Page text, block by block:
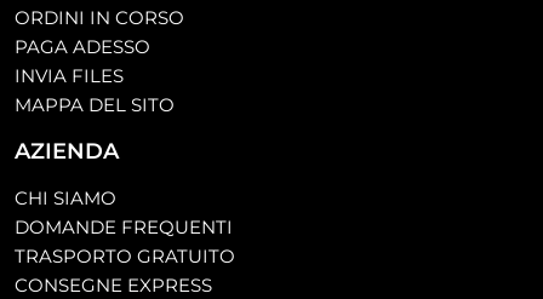
ORDINI IN CORSO
PAGA ADESSO
INVIA FILES
MAPPA DEL SITO
AZIENDA
CHI SIAMO
DOMANDE FREQUENTI
TRASPORTO GRATUITO
CONSEGNE EXPRESS